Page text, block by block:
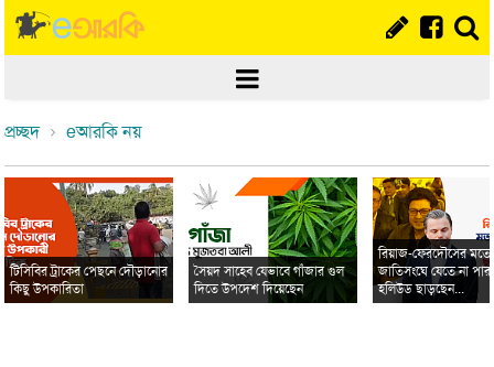
প্রচ্ছদ eআরকি নয়
টিসিবির ট্রাকের পেছনে দৌড়ানোর
কিছু উপকারিতা
সৈয়দ সাহেব যেভাবে গাঁজার গুল
দিতে উপদেশ দিয়েছেন
রিয়াজ-ফেরদৌসের মতো
জাতিসংঘে যেতে না
হলিউড ছাড়ছেন...